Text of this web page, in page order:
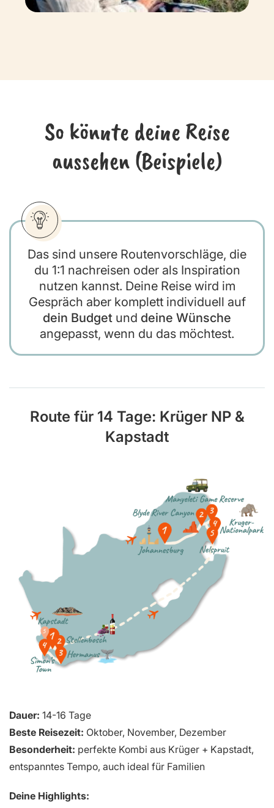
So könnte deine Reise
aussehen (Beispiele)
Das sind unsere Routenvorschläge, die
du 1:1 nachreisen oder als Inspiration
nutzen kannst. Deine Reise wird im
Gespräch aber komplett individuell auf
dein Budget und deine Wünsche
angepasst, wenn du das möchtest.
Route für 14 Tage: Krüger NP &
Kapstadt
Dauer: 14-16 Tage
Beste Reisezeit: Oktober, November, Dezember
Besonderheit: perfekte Kombi aus Krüger + Kapstadt,
entspanntes Tempo, auch ideal für Familien
Deine Highlights: